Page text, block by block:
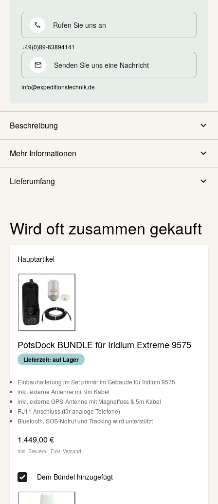
Beschreibung
Mehr Informationen
Lieferumfang
Rufen Sie uns an
+49(0)89-63894141
Senden Sie uns eine Nachricht
info@expeditionstechnik.de
Wird oft zusammen gekauft
Hauptartikel
PotsDock BUNDLE für Iridium Extreme 9575
Lieferzeit: auf Lager
Einbauhalterung im Set primär im Gebäude für Iridium 9575
inkl. externe Antenne mit 9m Kabel
inkl. externe GPS-Antenne mit Magnetfuss & 5m Kabel
RJ11 Anschluss (für analoge Telefone)
Bluetooth, SOS-Notruf und Tracking wird unterstützt
1.449,00 €
Inkl. Steuern , Exkl. Versand
Dem Bündel hinzugefügt